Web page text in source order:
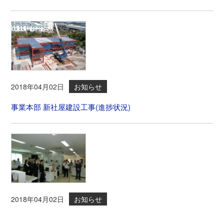
2018年04月02日 お知らせ
事業本部 新社屋建設工事(進捗状況)
2018年04月02日 お知らせ